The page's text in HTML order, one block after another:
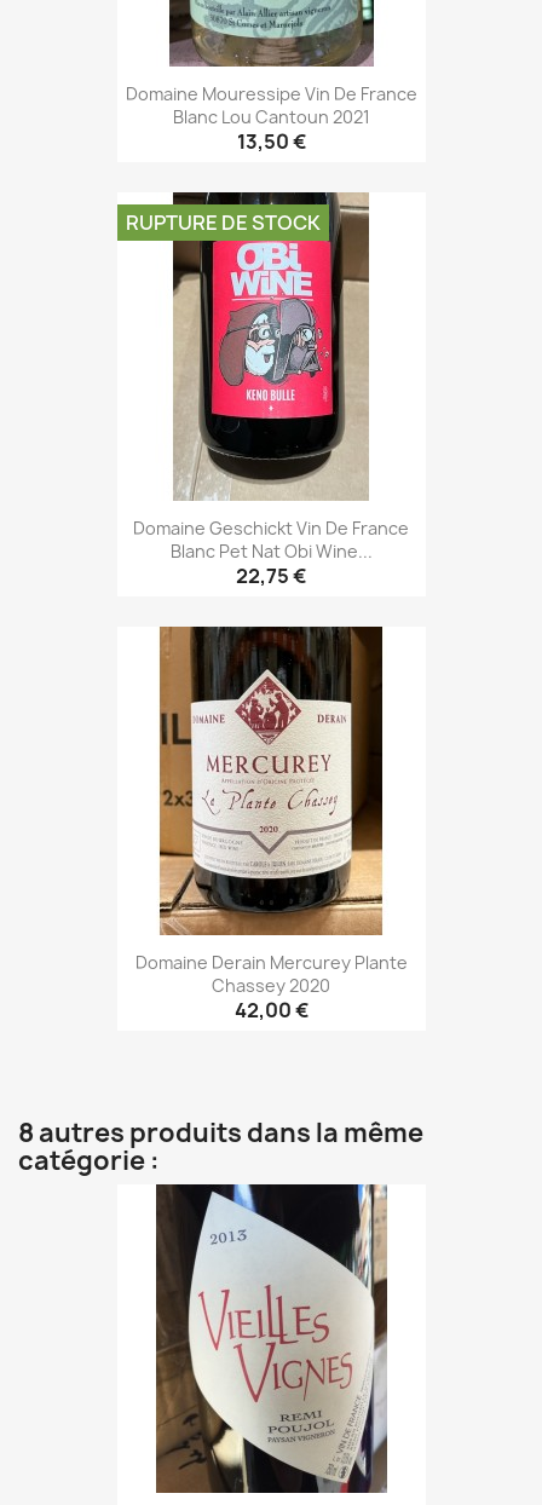
Domaine Mouressipe Vin De France
Blanc Lou Cantoun 2021
13,50 €
Domaine Geschickt Vin De France
Blanc Pet Nat Obi Wine...
22,75 €
RUPTURE DE STOCK
Domaine Derain Mercurey Plante
Chassey 2020
42,00 €
8 autres produits dans la même
catégorie :